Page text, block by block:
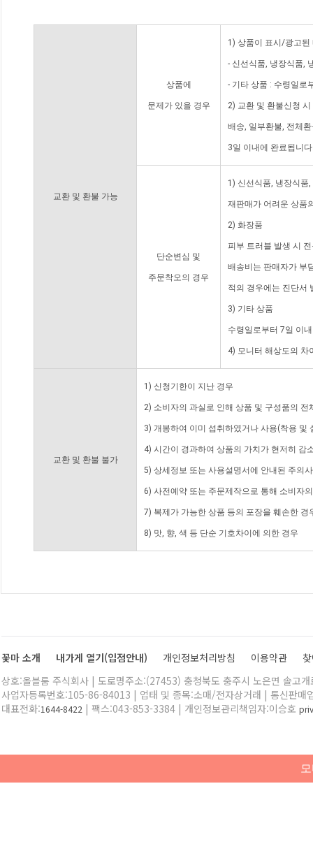
교환 및 환불 가능
상품에
문제가 있을 경우
1) 상품이 표시/광고된
- 신선식품, 냉장식품,
- 기타 상품 : 수령일로
2) 교환 및 환불신청
배송, 일부환불, 전체
3일 이내에 완료됩니
단순변심 및
주문착오의 경우
1) 신선식품, 냉장식품
재판매가 어려운 상품
2) 화장품
피부 트러블 발생 시
배송비는 판매자가 부
적의 경우에는 진단서
3) 기타 상품
수령일로부터 7일 이
4) 모니터 해상도의 차
교환 및 환불 불가
1) 신청기한이 지난 경우
2) 소비자의 과실로 인해 상품 및 구성품의
3) 개봉하여 이미 섭취하였거나 사용(착용 및
4) 시간이 경과하여 상품의 가치가 현저히 감
5) 상세정보 또는 사용설명서에 안내된 주의
6) 사전예약 또는 주문제작으로 통해 소비자
7) 복제가 가능한 상품 등의 포장을 훼손한 경
8) 맛, 향, 색 등 단순 기호차이에 의한 경우
꽃마 소개 내가게 열기(입점안내) 개인정보처리방침 이용약관
상호:올블룸 주식회사 | 도로명주소:(27453) 충청북도 충주시 노은면 솔고
사업자등록번호:105-86-84013 | 업태 및 종목:소매/전자상거래 | 통신판매
대표전화:1644-8422 | 팩스:043-853-3384 | 개인정보관리책임자:이승호